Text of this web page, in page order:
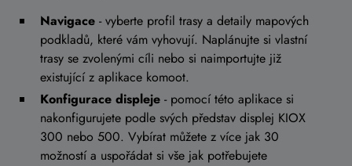
Navigace - vyberte profil trasy a detaily mapových
podkladů, které vám vyhovují. Naplánujte si vlastní
trasy se zvolenými cíli nebo si naimportujte již
existující z aplikace komoot.
Konfigurace displeje - pomocí této aplikace si
nakonfigurujete podle svých představ displej KIOX
300 nebo 500. Vybírat můžete z více jak 30
možností a uspořádat si vše jak potřebujete